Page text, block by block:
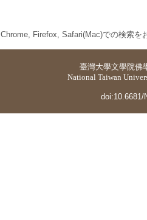
Chrome, Firefox, Safari(Mac)での検索を
臺灣大學文學院佛
National Taiwan
doi:10.6681/